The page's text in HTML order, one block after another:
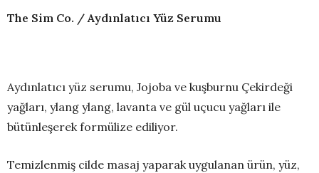
The Sim Co. / Aydınlatıcı Yüz Serumu
Aydınlatıcı yüz serumu, Jojoba ve kuşburnu Çekirdeği
yağları, ylang ylang, lavanta ve gül uçucu yağları ile
bütünleşerek formülize ediliyor.
Temizlenmiş cilde masaj yaparak uygulanan ürün, yüz,